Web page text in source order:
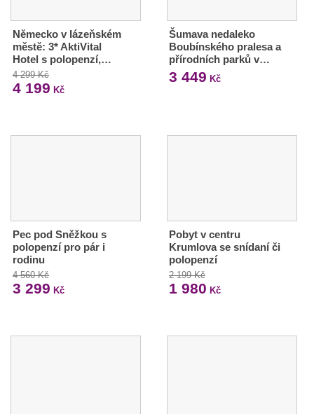
Německo v lázeňském
městě: 3* AktiVital
Hotel s polopenzí,…
4 299 Kč
4 199 Kč
Šumava nedaleko
Boubínského pralesa a
přírodních parků v…
3 449 Kč
Pec pod Sněžkou s
polopenzí pro pár i
rodinu
4 560 Kč
3 299 Kč
Pobyt v centru
Krumlova se snídaní či
polopenzí
2 199 Kč
1 980 Kč